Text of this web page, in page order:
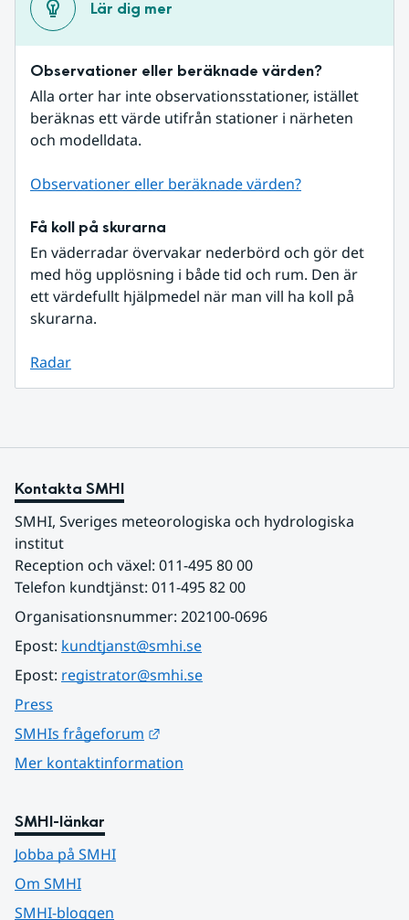
Lär dig mer
Observationer eller beräknade värden?
Alla orter har inte observationsstationer, istället
beräknas ett värde utifrån stationer i närheten
och modelldata.
Observationer eller beräknade värden?
Få koll på skurarna
En väderradar övervakar nederbörd och gör det
med hög upplösning i både tid och rum. Den är
ett värdefullt hjälpmedel när man vill ha koll på
skurarna.
Radar
Kontakta SMHI
SMHI, Sveriges meteorologiska och hydrologiska
institut
Reception och växel: 011-495 80 00
Telefon kundtjänst: 011-495 82 00
Organisationsnummer: 202100-0696
Epost: kundtjanst@smhi.se
Epost: registrator@smhi.se
Press
SMHIs frågeforum
Mer kontaktinformation
SMHI-länkar
Jobba på SMHI
Om SMHI
SMHI-bloggen